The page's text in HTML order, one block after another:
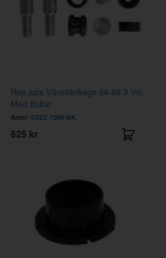
Rep.sats Växellänkage 64-68 3 Vxl.
Med Bultar
Artnr: C5ZZ-7208-BK
625 kr